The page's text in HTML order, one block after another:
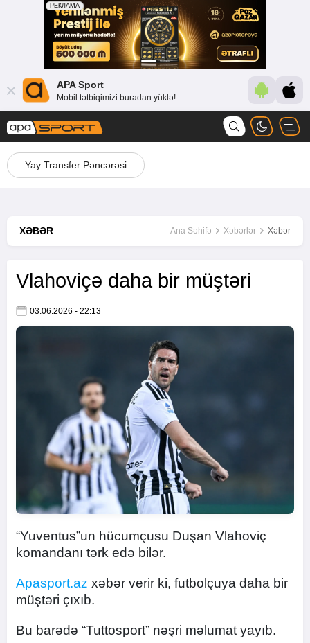
APA Sport
Mobil tətbiqimizi buradan yüklə!
Yay Transfer Pəncərəsi
XƏBƏR Ana Səhifə Xəbərlər Xəbər
Vlahoviçə daha bir müştəri
03.06.2026 - 22:13
“Yuventus”un hücumçusu Duşan Vlahoviç
komandanı tərk edə bilər.
Apasport.az xəbər verir ki, futbolçuya daha bir
müştəri çıxıb.
Bu barədə “Tuttosport” nəşri məlumat yayıb.